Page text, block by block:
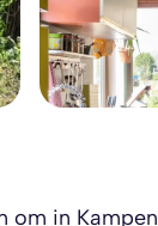
om in